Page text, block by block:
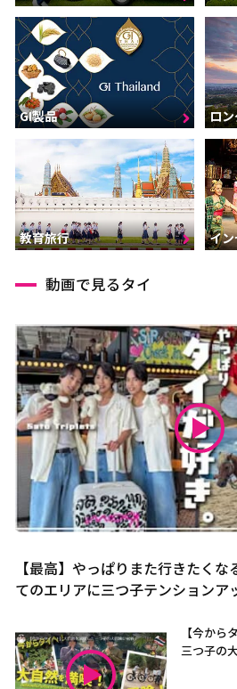
GI製品 ロ
教育旅行 イ
動画で見るタイ
【最高】やっぱりまた行きたく
てのエリアに三つ子テンションア
【今から
三つ子の